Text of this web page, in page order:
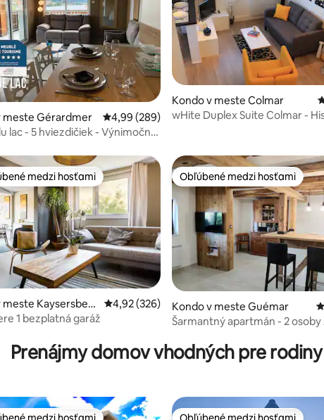
4,95 z 5, počet hodnotení: 277
meste Gérardmer Priemerné ohodnotenie 4,99 z 5, počet
4,99 (289)
lac - 5 hviezdičiek - Výnimočný
Kondo v meste Colmar
wHite Duplex Suite Colmar -
4,98 z 5, počet hodnotení: 310
medzi hosťami
medzi hosťami
meste Kaysersberg
Priemerné ohodnotenie 4,92 z 5, počet
4,92 (326)
1 bezplatná garáž
Obľúbené medzi hosťami
Obľúbené medzi hosťami
Kondo v meste Guémar
Šarmantný apartmán - 2 osoby
Prenájmy domov vhodných pre rodiny